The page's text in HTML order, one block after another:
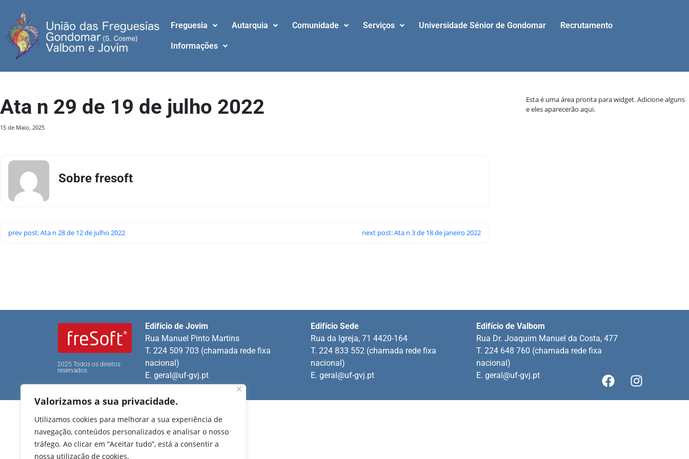
Valorizamos a sua privacidade.
Utilizamos cookies para melhorar a sua experiência de
navegação, conteúdos personalizados e analisar o nosso
tráfego. Ao clicar em “Aceitar tudo”, está a consentir a
nossa utilização de cookies.
Freguesia Autarquia Comunidade Serviços Universidade Sénior de Gondomar Recrutamento
Informações
Ata n 29 de 19 de julho 2022
15 de Maio, 2025
Sobre fresoft
prev post: Ata n 28 de 12 de julho 2022 next post: Ata n 3 de 18 de janeiro 2022
Esta é uma área pronta para widget. Adicione alguns
e eles aparecerão aqui.
2025 Todos os direitos
reservados.
Edifício de Jovim
Rua Manuel Pinto Martins
T. 224 509 703 (chamada rede fixa
nacional)
E.geral@uf-gvj.pt
Edifício Sede
Rua da Igreja, 71 4420-164
T. 224 833 552 (chamada rede fixa
nacional)
E.geral@uf-gvj.pt
Edifício de Valbom
Rua Dr. Joaquim Manuel da Costa, 477
T. 224 648 760 (chamada rede fixa
nacional)
E.geral@uf-gvj.pt